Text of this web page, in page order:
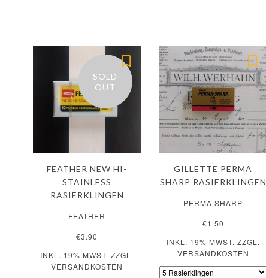
SOLD
OUT
FEATHER NEW HI-
STAINLESS
RASIERKLINGEN
FEATHER
€3.90
INKL. 19% MWST. ZZGL.
VERSANDKOSTEN
GILLETTE PERMA
SHARP RASIERKLINGEN
PERMA SHARP
€1.50
INKL. 19% MWST. ZZGL.
VERSANDKOSTEN